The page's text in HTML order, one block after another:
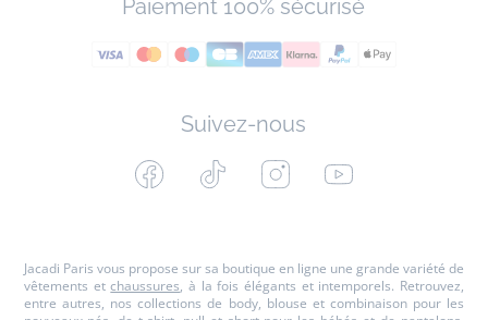
Paiement 100% sécurisé
Suivez-nous
Facebook Tiktok InstagramYoutube
Jacadi Paris vous propose sur sa boutique en ligne une grande variété de
vêtements etchaussures, à la fois élégants et intemporels. Retrouvez,
entre autres, nos collections de body, blouse et combinaison pour les